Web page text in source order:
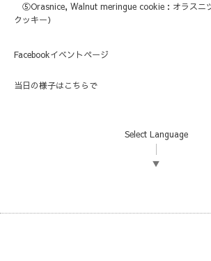
⑤Orasnice, Walnut meringue cookie：オラスニ
クッキー）
Facebookイベントページ
当日の様子はこちらで
Select Language
▼